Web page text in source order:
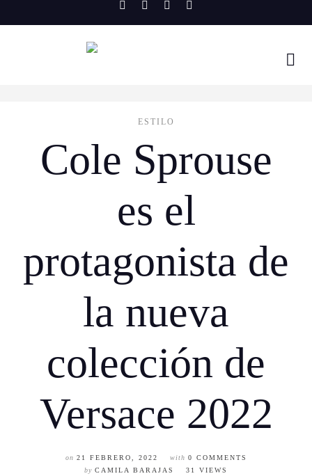
to
ESTILO
Cole Sprouse
es el
protagonista de
la nueva
colección de
Versace 2022
on 21 FEBRERO, 2022 with 0 COMMENTS
by CAMILA BARAJAS 31 VIEWS